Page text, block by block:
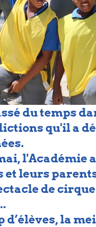
du temps
qu'il a
l'Académie
et leurs
de
d’élèves, la